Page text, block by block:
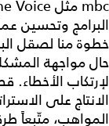
البرامج وتحسين
خطوة منا لصقل
حال مواجهة
لإرتكاب الأخطاء.
الانتاج على
المواهب، متّبعاً